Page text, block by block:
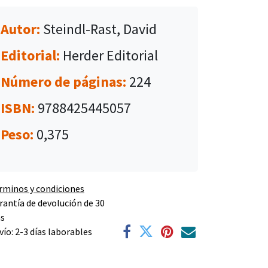
Autor: Steindl-Rast, David
Editorial: Herder Editorial
Número de páginas: 224
ISBN: 9788425445057
Peso: 0,375
y condiciones
de devolución de 30
2-3 días laborables